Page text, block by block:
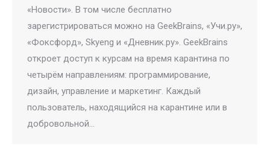
«Новости». В том числе бесплатно
зарегистрироваться можно на GeekBrains, «Учи.ру»,
«Фоксфорд», Skyeng и «Дневник.ру». GeekBrains
откроет доступ к курсам на время карантина по
четырём направлениям: программирование,
дизайн, управление и маркетинг. Каждый
пользователь, находящийся на карантине или в
добровольной…